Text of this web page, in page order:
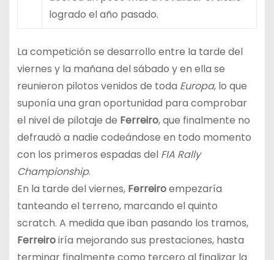
logrado el año pasado.
La competición se desarrollo entre la tarde del
viernes y la mañana del sábado y en ella se
reunieron pilotos venidos de toda Europa, lo que
suponía una gran oportunidad para comprobar
el nivel de pilotaje de Ferreiro, que finalmente no
defraudó a nadie codeándose en todo momento
con los primeros espadas del FIA Rally
Championship.
En la tarde del viernes, Ferreiroempezaría
tanteando el terreno, marcando el quinto
scratch. A medida que iban pasando los tramos,
Ferreiroiría mejorando sus prestaciones, hasta
terminar finalmente como tercero al finalizar la